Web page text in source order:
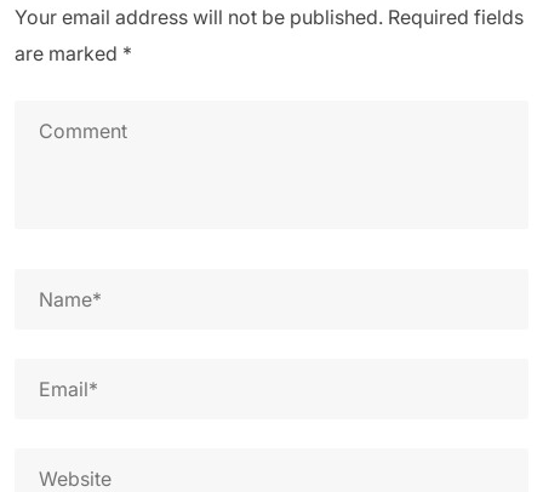
Your email address will not be published. Required fields
are marked *